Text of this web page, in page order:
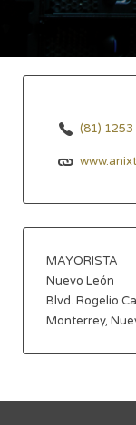
(81) 1253
MAYORISTA
Nuevo León
Blvd. Rogelio
Monterrey,